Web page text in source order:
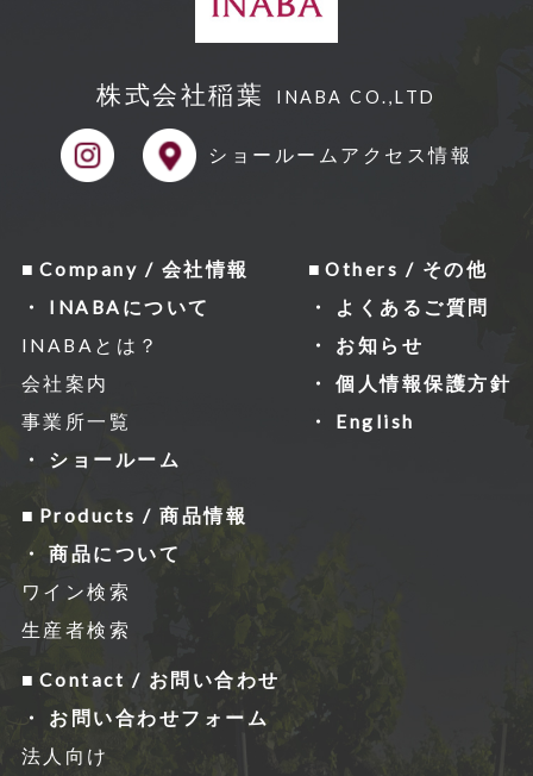
株式会社稲葉 INABA CO.,LTD
ショールーム アクセス情報
Company / 会社情報
INABAについて
INABAとは？
会社案内
事業所一覧
ショールーム
Products / 商品情報
商品について
ワイン検索
生産者検索
Others / その他
よくあるご質問
お知らせ
個人情報保護方針
English
Contact / お問い合わせ
お問い合わせフォーム
法人向け